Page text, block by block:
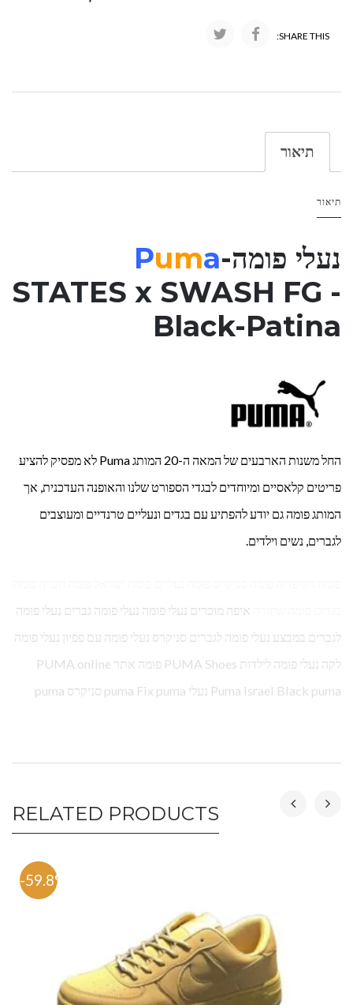
SHARE THIS:
תיאור
תיאור
נעלי פומה- Puma
STATES x SWASH FG -
Black-Patina
החל משנות הארבעים של המאה ה-20 המותג Puma לא מפסיק להציע
פריטים קלאסיים ומיוחדים לבגדי הספורט שלנו והאופנה העדכנית, אך
המותג פומה גם יודע להפתיע עם בגדים ונעליים טרנדיים ומעוצבים
לגברים, נשים וילדים.
איפה מוכרים נעלי פומה נעלי פומה גברים נעלי פומה
לגברים במבצע נעלי פומה לגברים סניקרס נעלי פומה עם פפיון נעלי פומה
לקה נעלי פומה לילדות PUMA Shoes פומה אתר PUMA online
Puma Israel Black puma נעלי puma Fix puma סניקרס puma
RELATED PRODUCTS
-59.8%